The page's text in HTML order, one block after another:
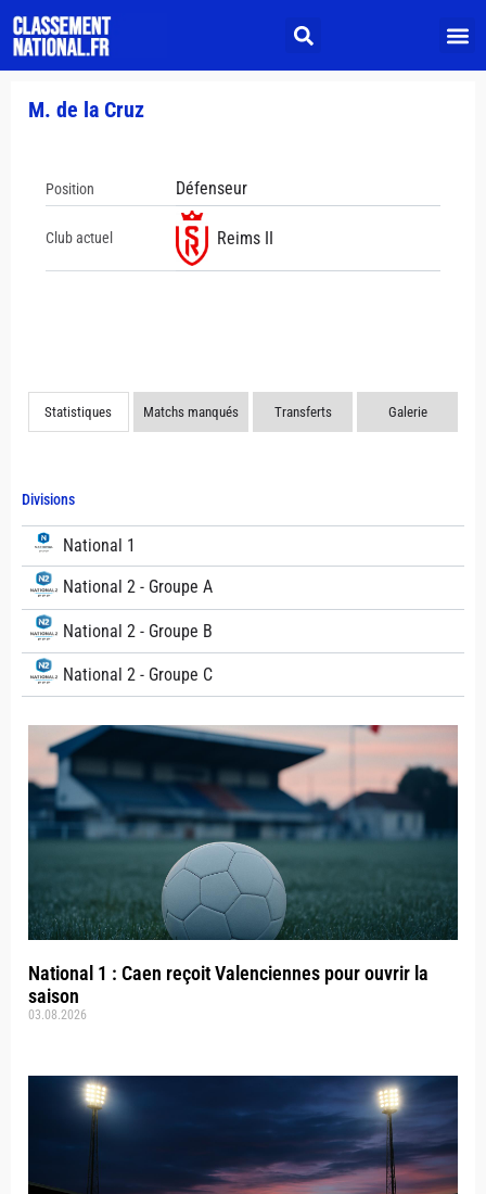
Divisions
National 1
National 2 - Groupe A
National 2 - Groupe B
National 2 - Groupe C
National 1 : Caen reçoit Valenciennes pour ouvrir la
saison
03.08.2026
M. de la Cruz
Position Défenseur
Club actuel Reims II
Statistiques Matchs manqués Transferts Galerie